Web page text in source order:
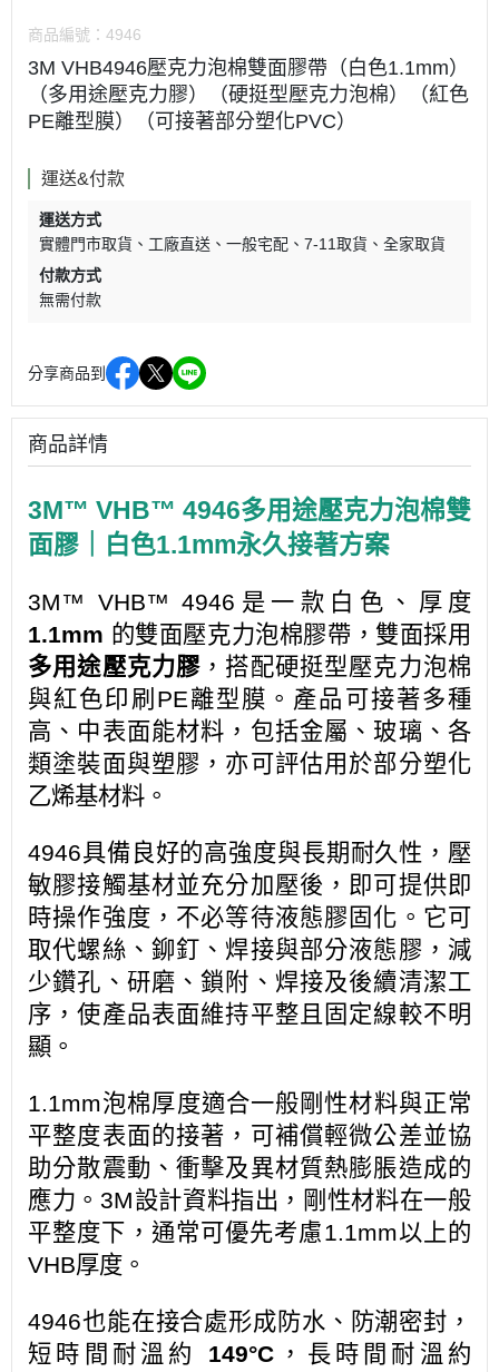
商品編號： 4946
3M VHB4946壓克力泡棉雙面膠帶（白色1.1mm）
（多用途壓克力膠）（硬挺型壓克力泡棉）（紅色
PE離型膜）（可接著部分塑化PVC）
運送&付款
運送方式
實體門市取貨
工廠直送 一般宅配 7-11取貨
全家取貨
付款方式
無需付款
分享商品到
商品詳情
3M™ VHB™ 4946多用途壓克力泡棉雙
面膠｜白色1.1mm永久接著方案
3M™ VHB™ 4946是一款白色、厚度
1.1mm 的雙面壓克力泡棉膠帶，雙面採用
多用途壓克力膠 ，搭配硬挺型壓克力泡棉
與紅色印刷PE離型膜。產品可接著多種
高、中表面能材料，包括金屬、玻璃、各
類塗裝面與塑膠，亦可評估用於部分塑化
乙烯基材料。
4946具備良好的高強度與長期耐久性，壓
敏膠接觸基材並充分加壓後，即可提供即
時操作強度，不必等待液態膠固化。它可
取代螺絲、鉚釘、焊接與部分液態膠，減
少鑽孔、研磨、鎖附、焊接及後續清潔工
序，使產品表面維持平整且固定線較不明
顯。
1.1mm泡棉厚度適合一般剛性材料與正常
平整度表面的接著，可補償輕微公差並協
助分散震動、衝擊及異材質熱膨脹造成的
應力。3M設計資料指出，剛性材料在一般
平整度下，通常可優先考慮1.1mm以上的
VHB厚度。
4946也能在接合處形成防水、防潮密封，
短時間耐溫約 149°C ，長時間耐溫約